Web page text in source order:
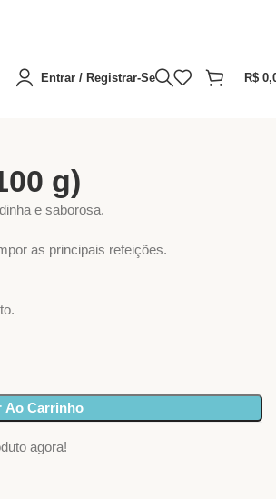
Entrar / Registrar-Se R$
g)
e saborosa.
as principais refeições.
Ao Carrinho
agora!